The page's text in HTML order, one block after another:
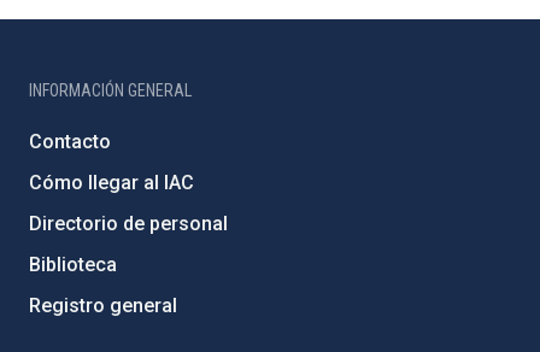
INFORMACIÓN GENERAL
Contacto
Cómo llegar al IAC
Directorio de personal
Biblioteca
Registro general